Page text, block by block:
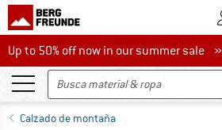
Up to 50% off now in our summer sale
Up to 50% off now in our summer sale »
Calzado de montaña